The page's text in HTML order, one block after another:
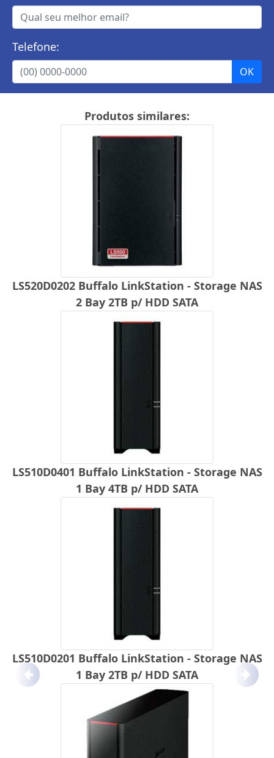
Telefone:
Produtos similares:
LS520D0202 Buffalo LinkStation - Storage NAS
2 Bay 2TB p/ HDD SATA
LS510D0401 Buffalo LinkStation - Storage NAS
1 Bay 4TB p/ HDD SATA
LS510D0201 Buffalo LinkStation - Storage NAS
1 Bay 2TB p/ HDD SATA
Anterior